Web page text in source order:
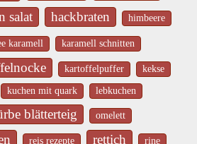
salat hackbraten himbeere
karamell karamell schnitten
kartoffelpuffer kekse
kuchen mit quark lebkuchen
blätterteig omelett
reis rezepte rettich rine